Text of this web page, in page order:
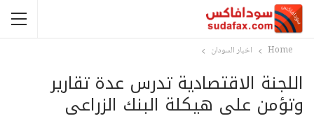
Home اخبار السودان
اللجنة الاقتصادية تدرس عدة تقارير
وتؤمن على هيكلة البنك الزراعى